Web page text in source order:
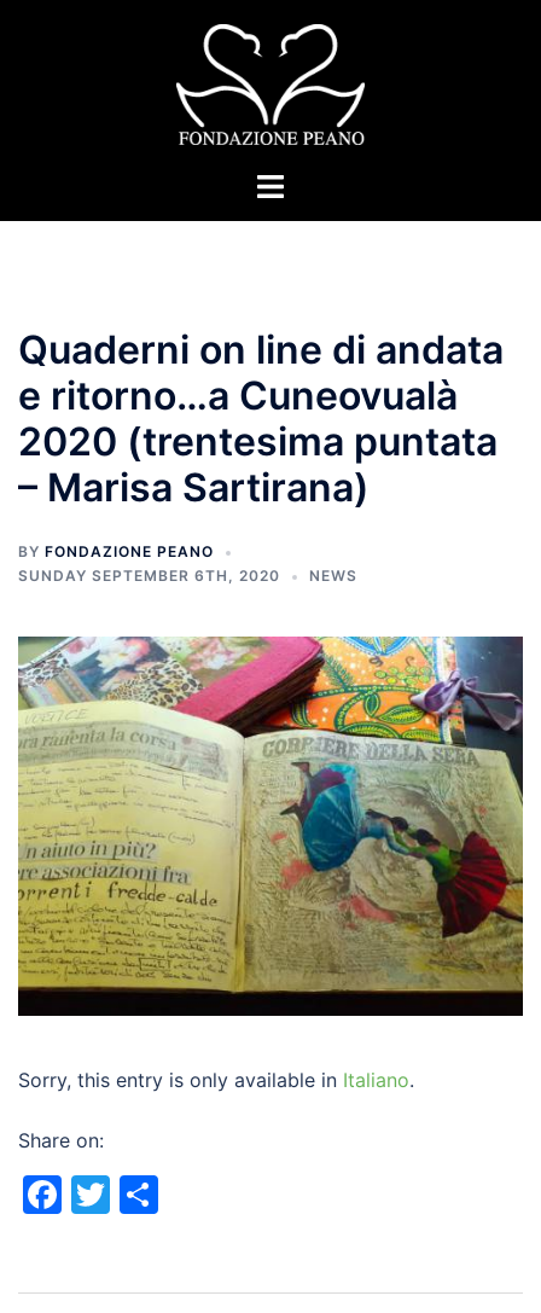
Toggle
Quaderni on line di andata
e ritorno…a Cuneovualà
2020 (trentesima puntata
– Marisa Sartirana)
BY FONDAZIONE PEANO
SUNDAY SEPTEMBER 6TH, 2020
NEWS
Sorry, this entry is only available in Italiano.
Share on:
Facebook
Twitter